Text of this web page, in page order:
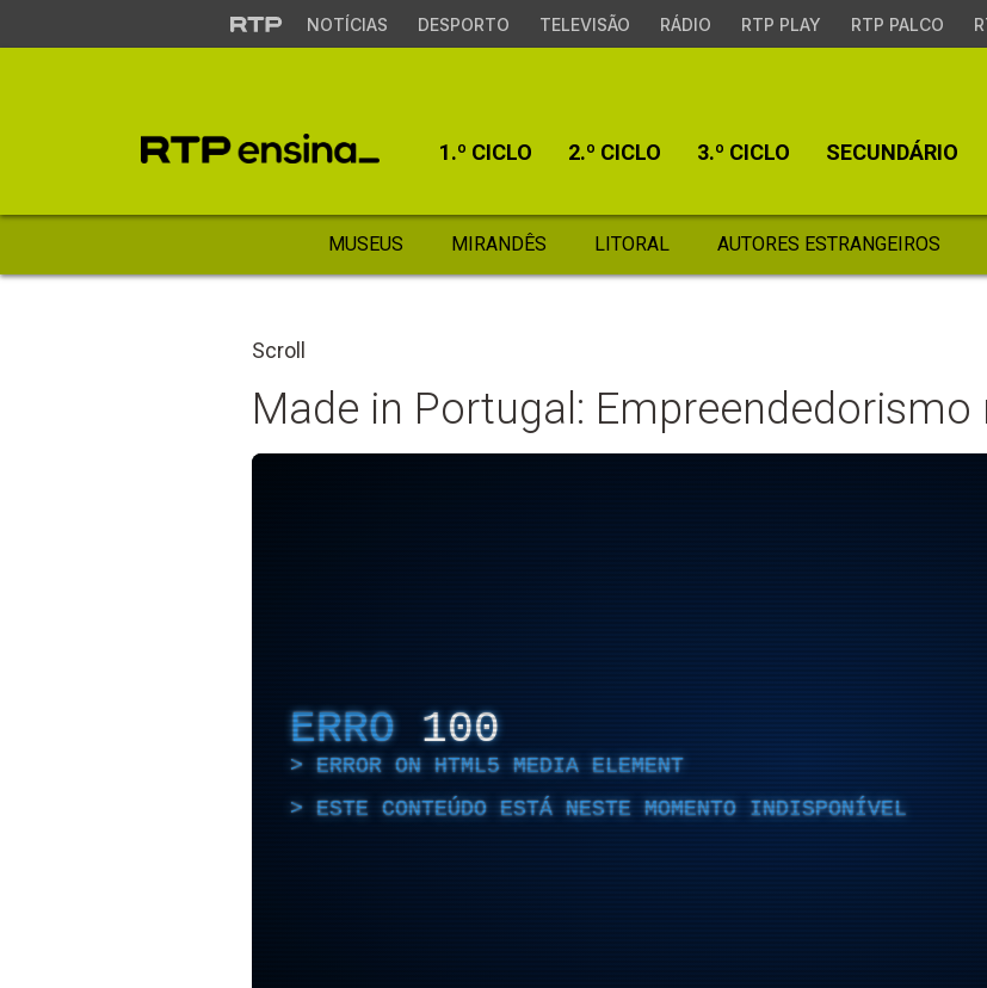
NOTÍCIAS DESPORTO TELEVISÃO RÁDIO RTP PLAY RTP PALCO
1.º CICLO 2.º CICLO 3.º CICLO SECUNDÁRIO
MUSEUS MIRANDÊS LITORAL AUTORES ESTRANGEIROS
Scroll
Made in Portugal: Empreendedorismo
ERRO 100
ERROR ON HTML5 MEDIA ELEMENT
ESTE CONTEÚDO ESTÁ NESTE MOMENTO INDISPONÍVEL